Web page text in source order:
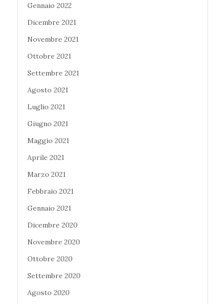
Gennaio 2022
Dicembre 2021
Novembre 2021
Ottobre 2021
Settembre 2021
Agosto 2021
Luglio 2021
Giugno 2021
Maggio 2021
Aprile 2021
Marzo 2021
Febbraio 2021
Gennaio 2021
Dicembre 2020
Novembre 2020
Ottobre 2020
Settembre 2020
Agosto 2020